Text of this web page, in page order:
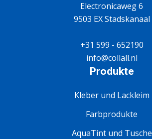
Electronicaweg 6
9503 EX Stadskanaal
+31 599 - 652190
info@collall.nl
Produkte
Kleber und Lackleim
Farbprodukte
AquaTint und Tusche